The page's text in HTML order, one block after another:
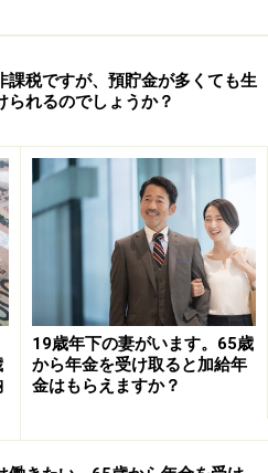
て給与収入を得ると、老齢
厚生年金）の月額と、給与収
の合計が、ひと月あたり50
厚生年金（特別支給の老齢
が支給停止になります。
制度とは、65歳から受け取れ
年金を、65歳で受け取らず
間で繰下げて、増額された年
なります。
年金は、65歳になる前に受け
課税ですが、預貯金が多くても生
られるのでしょうか？
19歳年下の妻がいます。65歳
から年金を受け取ると加給年
金はもらえますか？